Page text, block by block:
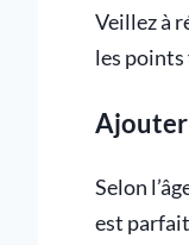
Veillez à
les points
Ajouter
Selon
est